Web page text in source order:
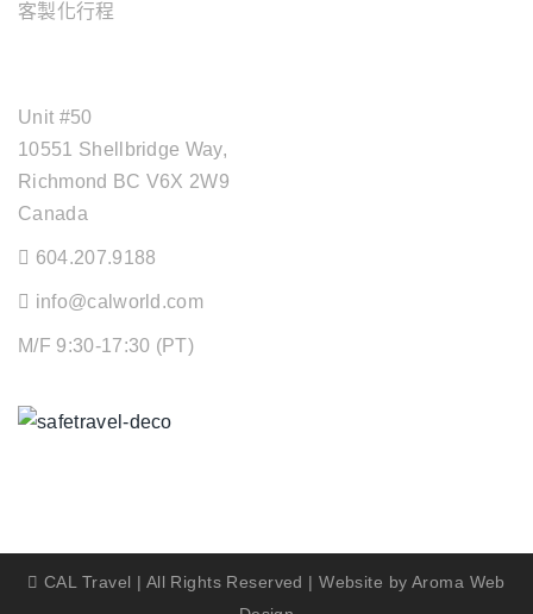
客製化行程
Unit #50
10551 Shellbridge Way,
Richmond BC V6X 2W9
Canada
604.207.9188
info@calworld.com
M/F 9:30-17:30 (PT)
CAL Travel | All Rights Reserved | Website by Aroma Web